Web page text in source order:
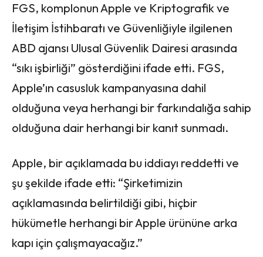
FGS, komplonun Apple ve Kriptografik ve
İletişim İstihbaratı ve Güvenliğiyle ilgilenen
ABD ajansı Ulusal Güvenlik Dairesi arasında
“sıkı işbirliği” gösterdiğini ifade etti. FGS,
Apple’ın casusluk kampanyasına dahil
olduğuna veya herhangi bir farkındalığa sahip
olduğuna dair herhangi bir kanıt sunmadı.
Apple, bir açıklamada bu iddiayı reddetti ve
şu şekilde ifade etti: “Şirketimizin
açıklamasında belirtildiği gibi, hiçbir
hükümetle herhangi bir Apple ürününe arka
kapı için çalışmayacağız.”